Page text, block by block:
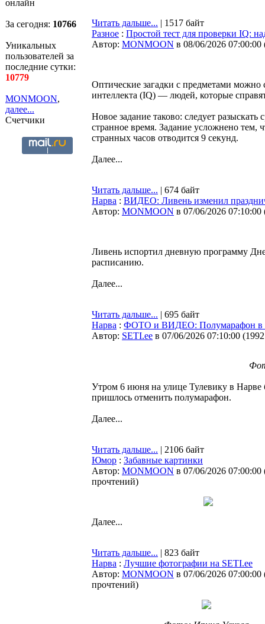
онлайн
За сегодня: 10766
Уникальных
пользователей за
последние сутки:
10779
MONMOON,
далее...
Счетчики
Читать дальше... | 1517 байт
Разное : Простой тест для проверки IQ:
Автор: MONMOON в 08/06/2026 07:00:00
Оптические загадки с предметами можно
интеллекта (IQ) — людей, которые
Новое задание таково: следует
странное время. Задание усложнено тем,
странных часов отводится 9 секунд.
Далее...
Читать дальше... | 674 байт
Нарва : ВИДЕО: Ливень изменил
Автор: MONMOON в 07/06/2026 07:10:00
Ливень испортил дневную программу
расписанию.
Далее...
Читать дальше... | 695 байт
Нарва : ФОТО и ВИДЕО: Полумарафон в
Автор: SETI.ee в 07/06/2026 07:10:00 (
Утром 6 июня на улице Тулевику в Нарве
пришлось отменить полумарафон.
Далее...
Читать дальше... | 2106 байт
Юмор : Забавные картинки
Автор: MONMOON в 07/06/2026 07:00:00
прочтений)
Далее...
Читать дальше... | 823 байт
Нарва : Лучшие фотографии на SETI.ee
Автор: MONMOON в 07/06/2026 07:00:00
прочтений)